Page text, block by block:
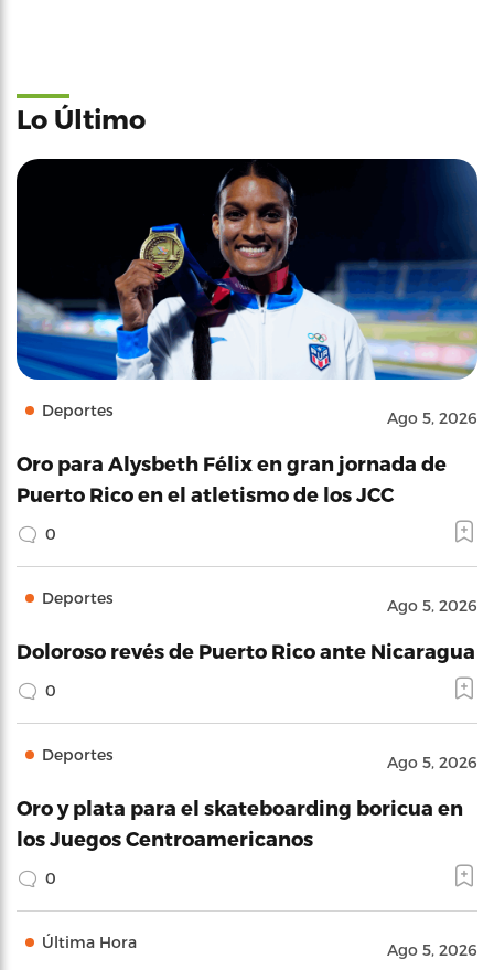
Lo Último
Deportes Ago 5, 2026
Oro para Alysbeth Félix en gran jornada de
Puerto Rico en el atletismo de los JCC
0
Deportes Ago 5, 2026
Doloroso revés de Puerto Rico ante Nicaragua
0
Deportes Ago 5, 2026
Oro y plata para el skateboarding boricua en
los Juegos Centroamericanos
0
Última Hora Ago 5, 2026